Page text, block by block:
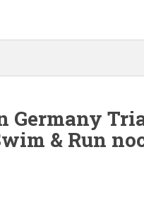
Germany
& Run